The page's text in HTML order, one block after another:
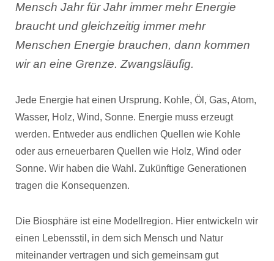
Mensch Jahr für Jahr immer mehr Energie
braucht und gleichzeitig immer mehr
Menschen Energie brauchen, dann kommen
wir an eine Grenze. Zwangsläufig.
Jede Energie hat einen Ursprung. Kohle, Öl, Gas, Atom,
Wasser, Holz, Wind, Sonne. Energie muss erzeugt
werden. Entweder aus endlichen Quellen wie Kohle
oder aus erneuerbaren Quellen wie Holz, Wind oder
Sonne. Wir haben die Wahl. Zukünftige Generationen
tragen die Konsequenzen.
Die Biosphäre ist eine Modellregion. Hier entwickeln wir
einen Lebensstil, in dem sich Mensch und Natur
miteinander vertragen und sich gemeinsam gut